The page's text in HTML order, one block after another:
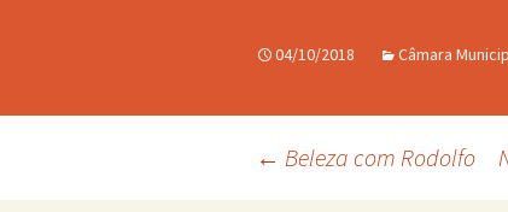
04/10/2018 Câmara
Navegação
← Beleza com Rodolfo